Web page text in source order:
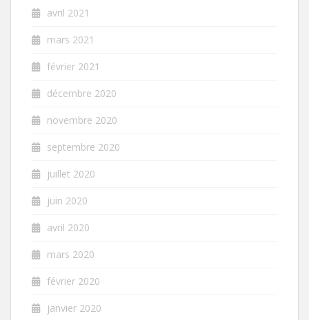
avril 2021
mars 2021
février 2021
décembre 2020
novembre 2020
septembre 2020
juillet 2020
juin 2020
avril 2020
mars 2020
février 2020
janvier 2020